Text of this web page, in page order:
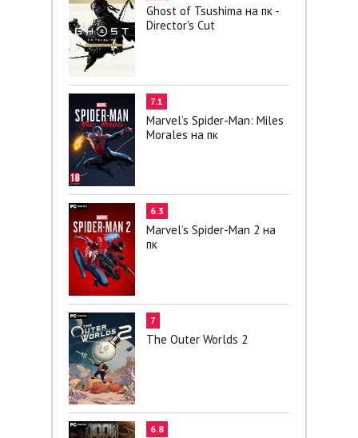
Ghost of Tsushima на пк -
Director's Cut
7.1
Marvel’s Spider-Man: Miles
Morales на пк
6.3
Marvel’s Spider-Man 2 на
пк
7
The Outer Worlds 2
6.8